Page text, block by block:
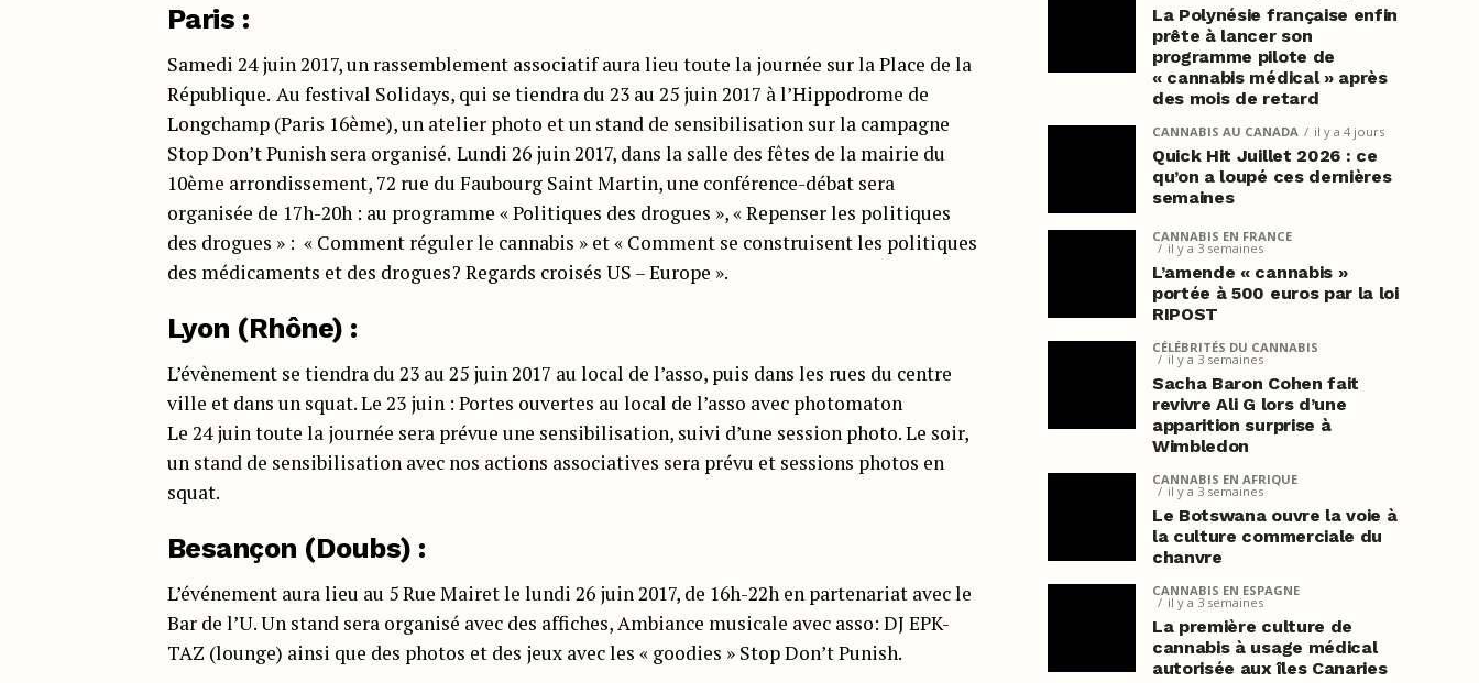
Paris :
Samedi 24 juin 2017, un rassemblement associatif aura lieu toute la journée sur la Place de la
République. Au festival Solidays, qui se tiendra du 23 au 25 juin 2017 à l’Hippodrome de
Longchamp (Paris 16ème), un atelier photo et un stand de sensibilisation sur la campagne
Stop Don’t Punish sera organisé. Lundi 26 juin 2017, dans la salle des fêtes de la mairie du
10ème arrondissement, 72 rue du Faubourg Saint Martin, une conférence-débat sera
organisée de 17h-20h : au programme « Politiques des drogues », « Repenser les politiques
des drogues » : « Comment réguler le cannabis » et « Comment se construisent les politiques
des médicaments et des drogues? Regards croisés US – Europe ».
Lyon (Rhône) :
L’évènement se tiendra du 23 au 25 juin 2017 au local de l’asso, puis dans les rues du centre
ville et dans un squat. Le 23 juin : Portes ouvertes au local de l’asso avec photomaton
Le 24 juin toute la journée sera prévue une sensibilisation, suivi d’une session photo. Le soir,
un stand de sensibilisation avec nos actions associatives sera prévu et sessions photos en
squat.
Besançon (Doubs) :
L’événement aura lieu au 5 Rue Mairet le lundi 26 juin 2017, de 16h-22h en partenariat avec le
Bar de l’U. Un stand sera organisé avec des affiches, Ambiance musicale avec asso: DJ EPK-
TAZ (lounge) ainsi que des photos et des jeux avec les « goodies » Stop Don’t Punish.
La Polynésie française enfin
prête à lancer son
programme pilote de
« cannabis médical » après
des mois de retard
CANNABIS AU CANADA il y a 4 jours
Quick Hit Juillet 2026 : ce
qu’on a loupé ces dernières
semaines
CANNABIS EN FRANCE
il y a 3 semaines
L’amende « cannabis »
portée à 500 euros par la loi
RIPOST
CÉLÉBRITÉS DU CANNABIS
il y a 3 semaines
Sacha Baron Cohen fait
revivre Ali G lors d’une
apparition surprise à
Wimbledon
CANNABIS EN AFRIQUE
il y a 3 semaines
Le Botswana ouvre la voie à
la culture commerciale du
chanvre
CANNABIS EN ESPAGNE
il y a 3 semaines
La première culture de
cannabis à usage médical
autorisée aux îles Canaries